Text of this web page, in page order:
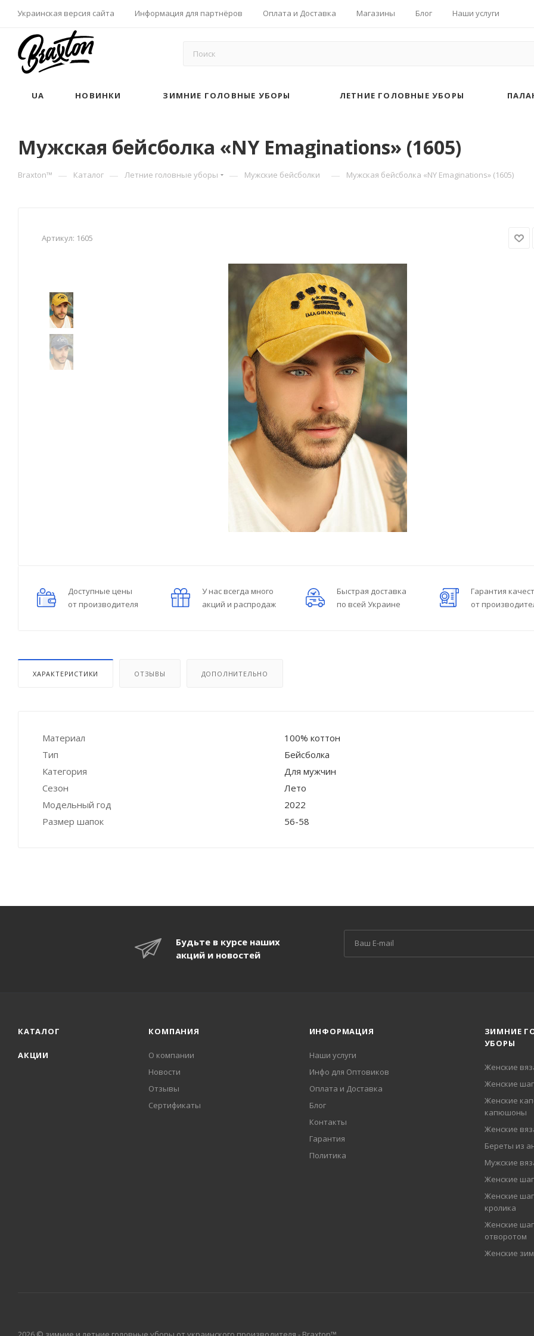
Украинская версия сайта Информация для партнёров Оплата и Доставка Магазины Блог Наши услуги
UA НОВИНКИ ЗИМНИЕ ГОЛОВНЫЕ УБОРЫ ЛЕТНИЕ ГОЛОВНЫЕ УБОРЫ
Мужская бейсболка «NY Emaginations» (1605)
Braxton™ — Каталог — Летние головные уборы — Мужские бейсболки — Мужская бейсболка «NY Emaginations» (1605)
Артикул: 1605
Доступные цены
от производителя
У нас всегда много
акций и распродаж
Быстрая доставка
по всей Украине
Гарантия
от
ХАРАКТЕРИСТИКИ ОТЗЫВЫ ДОПОЛНИТЕЛЬНО
Материал
100% коттон
Тип
Бейсболка
Категория
Для мужчин
Сезон
Лето
Модельный год
2022
Размер шапок
56-58
Будьте в курсе наших
акций и новостей
КАТАЛОГ
АКЦИИ
КОМПАНИЯ
О компании
Новости
Отзывы
Сертификаты
ИНФОРМАЦИЯ
Наши услуги
Инфо для Оптовиков
Оплата и Доставка
Блог
Контакты
Гарантия
Политика
ЗИМНИЕ
УБОРЫ
Женские
Женские
Женские
капюшоны
Женские
Береты из
Мужские
Женские
Женские
кролика
Женские
отворотом
Женские